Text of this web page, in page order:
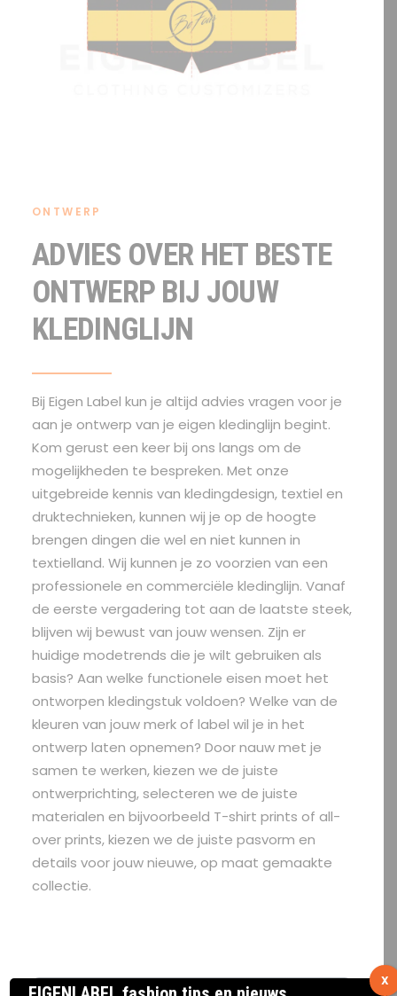
ONTWERP
ADVIES OVER HET BESTE
ONTWERP BIJ JOUW
KLEDINGLIJN
Bij Eigen Label kun je altijd advies vragen voor je
aan je ontwerp van je eigen kledinglijn begint.
Kom gerust een keer bij ons langs om de
mogelijkheden te bespreken. Met onze
uitgebreide kennis van kledingdesign, textiel en
druktechnieken, kunnen wij je op de hoogte
brengen dingen die wel en niet kunnen in
textielland. Wij kunnen je zo voorzien van een
professionele en commerciële kledinglijn. Vanaf
de eerste vergadering tot aan de laatste steek,
blijven wij bewust van jouw wensen. Zijn er
huidige modetrends die je wilt gebruiken als
basis? Aan welke functionele eisen moet het
ontworpen kledingstuk voldoen? Welke van de
kleuren van jouw merk of label wil je in het
ontwerp laten opnemen? Door nauw met je
samen te werken, kiezen we de juiste
ontwerprichting, selecteren we de juiste
materialen en bijvoorbeeld T-shirt prints of all-
over prints, kiezen we de juiste pasvorm en
details voor jouw nieuwe, op maat gemaakte
collectie.
X